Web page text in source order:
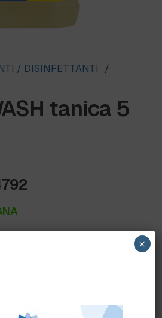
/ DISINFETTANTI
/
tanica 5
×